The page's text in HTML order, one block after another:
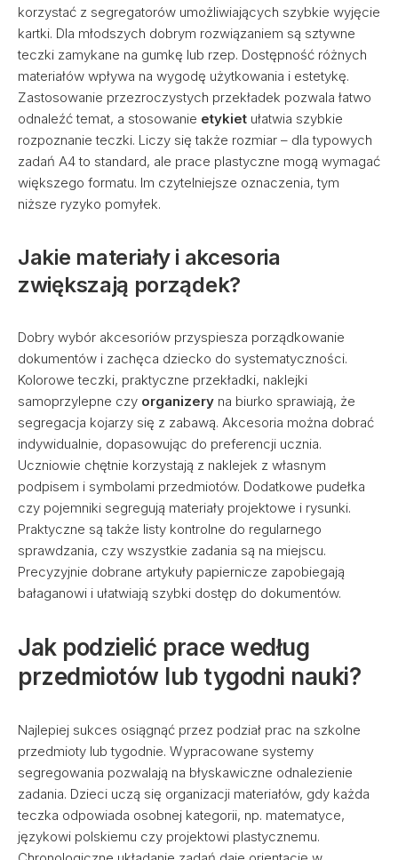
korzystać z segregatorów umożliwiających szybkie wyjęcie
kartki. Dla młodszych dobrym rozwiązaniem są sztywne
teczki zamykane na gumkę lub rzep. Dostępność różnych
materiałów wpływa na wygodę użytkowania i estetykę.
Zastosowanie przezroczystych przekładek pozwala łatwo
odnaleźć temat, a stosowanie etykiet ułatwia szybkie
rozpoznanie teczki. Liczy się także rozmiar – dla typowych
zadań A4 to standard, ale prace plastyczne mogą wymagać
większego formatu. Im czytelniejsze oznaczenia, tym
niższe ryzyko pomyłek.
Jakie materiały i akcesoria
zwiększają porządek?
Dobry wybór akcesoriów przyspiesza porządkowanie
dokumentów i zachęca dziecko do systematyczności.
Kolorowe teczki, praktyczne przekładki, naklejki
samoprzylepne czy organizery na biurko sprawiają, że
segregacja kojarzy się z zabawą. Akcesoria można dobrać
indywidualnie, dopasowując do preferencji ucznia.
Uczniowie chętnie korzystają z naklejek z własnym
podpisem i symbolami przedmiotów. Dodatkowe pudełka
czy pojemniki segregują materiały projektowe i rysunki.
Praktyczne są także listy kontrolne do regularnego
sprawdzania, czy wszystkie zadania są na miejscu.
Precyzyjnie dobrane artykuły papiernicze zapobiegają
bałaganowi i ułatwiają szybki dostęp do dokumentów.
Jak podzielić prace według
przedmiotów lub tygodni nauki?
Najlepiej sukces osiągnąć przez podział prac na szkolne
przedmioty lub tygodnie. Wypracowane systemy
segregowania pozwalają na błyskawiczne odnalezienie
zadania. Dzieci uczą się organizacji materiałów, gdy każda
teczka odpowiada osobnej kategorii, np. matematyce,
językowi polskiemu czy projektowi plastycznemu.